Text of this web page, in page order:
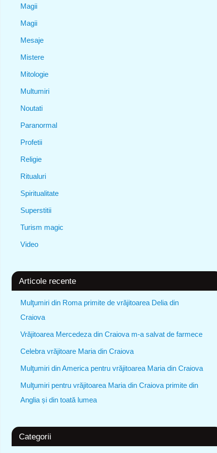
Magii
Magii
Mesaje
Mistere
Mitologie
Multumiri
Noutati
Paranormal
Profetii
Religie
Ritualuri
Spiritualitate
Superstitii
Turism magic
Video
Articole recente
Mulţumiri din Roma primite de vrăjitoarea Delia din
Craiova
Vrăjitoarea Mercedeza din Craiova m-a salvat de farmece
Celebra vrăjitoare Maria din Craiova
Mulţumiri din America pentru vrăjitoarea Maria din Craiova
Mulţumiri pentru vrăjitoarea Maria din Craiova primite din
Anglia și din toată lumea
Categorii